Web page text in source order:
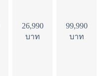
26,990
บาท
99,990
บาท